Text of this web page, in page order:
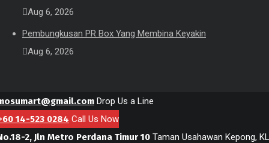
Aug 6, 2026
Pembungkusan PR Box Yang Membina Keyakin
Aug 6, 2026
Drop Us a Line
14-523 0284 Call Us Now
2, Jln Metro Perdana Timur 10 Taman Usahawan Kepong, KL